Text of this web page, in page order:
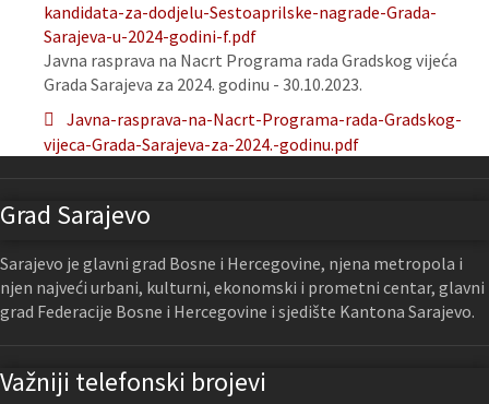
kandidata-za-dodjelu-Sestoaprilske-nagrade-Grada-
Sarajeva-u-2024-godini-f.pdf
Javna rasprava na Nacrt Programa rada Gradskog vijeća
Grada Sarajeva za 2024. godinu - 30.10.2023.
Javna-rasprava-na-Nacrt-Programa-rada-Gradskog-
vijeca-Grada-Sarajeva-za-2024.-godinu.pdf
Grad Sarajevo
Sarajevo je glavni grad Bosne i Hercegovine, njena metropola i
njen najveći urbani, kulturni, ekonomski i prometni centar, glavni
grad Federacije Bosne i Hercegovine i sjedište Kantona Sarajevo.
Važniji telefonski brojevi